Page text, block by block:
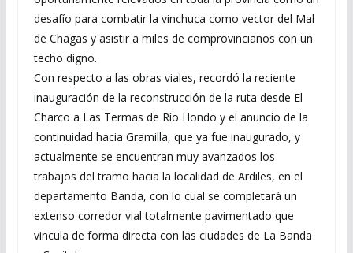
desafío para combatir la vinchuca como vector del Mal
de Chagas y asistir a miles de comprovincianos con un
techo digno.
Con respecto a las obras viales, recordó la reciente
inauguración de la reconstrucción de la ruta desde El
Charco a Las Termas de Río Hondo y el anuncio de la
continuidad hacia Gramilla, que ya fue inaugurado, y
actualmente se encuentran muy avanzados los
trabajos del tramo hacia la localidad de Ardiles, en el
departamento Banda, con lo cual se completará un
extenso corredor vial totalmente pavimentado que
vincula de forma directa con las ciudades de La Banda